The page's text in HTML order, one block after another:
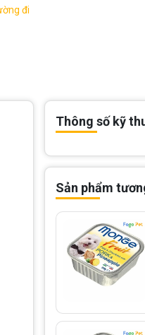
đi
Thông số kỹ
Sản phẩm